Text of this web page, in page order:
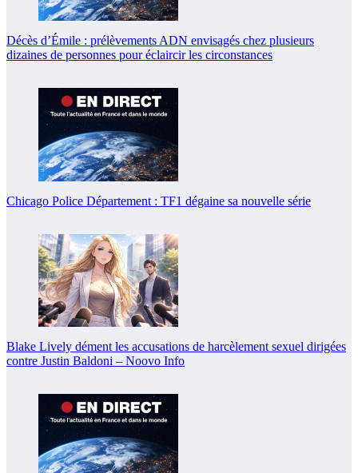
Décès d’Émile : prélèvements ADN envisagés chez plusieurs
dizaines de personnes pour éclaircir les circonstances
Chicago Police Département : TF1 dégaine sa nouvelle série
Blake Lively dément les accusations de harcèlement sexuel dirigées
contre Justin Baldoni – Noovo Info